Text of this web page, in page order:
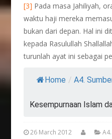
[3] Pada masa Jahiliyah,
waktu haji mereka
bukan dari depan. Hal ini
kepada Rasulullah
turunlah ayat ini sebagai
Home / A4.
Kesempurnaan Islam
26 March 2012